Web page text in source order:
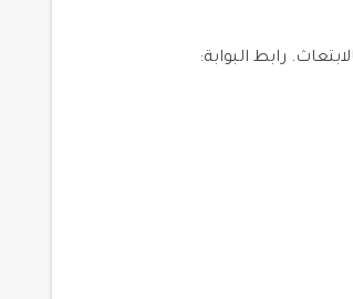
رابط البوابة: